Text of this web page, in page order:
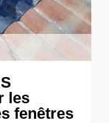
les
fenêtres